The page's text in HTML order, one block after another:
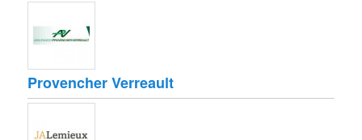
Provencher Verreault